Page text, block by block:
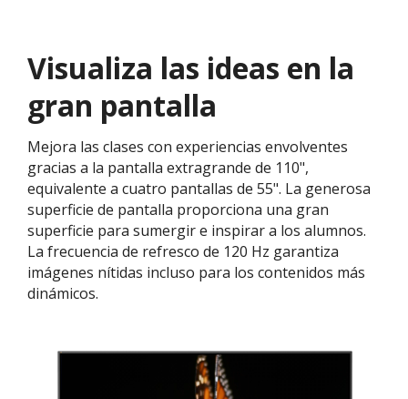
Visualiza las ideas en la
gran pantalla
Mejora las clases con experiencias envolventes
gracias a la pantalla extragrande de 110",
equivalente a cuatro pantallas de 55". La generosa
superficie de pantalla proporciona una gran
superficie para sumergir e inspirar a los alumnos.
La frecuencia de refresco de 120 Hz garantiza
imágenes nítidas incluso para los contenidos más
dinámicos.